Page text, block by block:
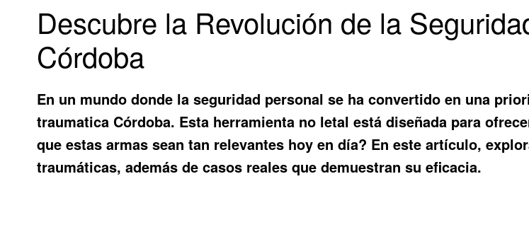
Descubre la Revolución de la
Córdoba
En un mundo donde la seguridad personal se ha convertido en una
traumatica Córdoba. Esta herramienta no letal está diseñada para
que estas armas sean tan relevantes hoy en día? En este artículo,
traumáticas, además de casos reales que demuestran su eficacia.